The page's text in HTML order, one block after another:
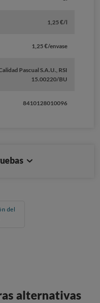
1,25 €/l
1,25 €/envase
Pascual S.A.U., RSI
15.00220/BU
8410128010096
del
alternativas